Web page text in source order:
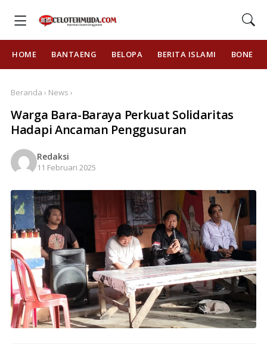
HOME BANTAENG BELOPA BERITA ISLAMI BONE
Beranda › News ›
Warga Bara-Baraya Perkuat Solidaritas
Hadapi Ancaman Penggusuran
Redaksi
11 Februari 2025